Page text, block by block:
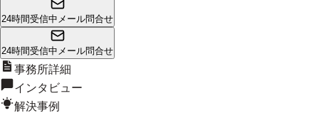
24時間受信中 メール問合せ
24時間受信中 メール問合せ
事務所詳細
インタビュー
解決事例